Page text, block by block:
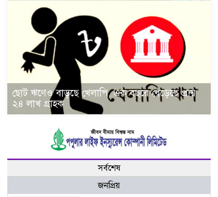
ছোট ঋণেও বাড়ছে খেলাপি, এক বছরে বেড়েছে প্রায়
২৪ লাখ গ্রাহক
সর্বশেষ
জনপ্রিয়